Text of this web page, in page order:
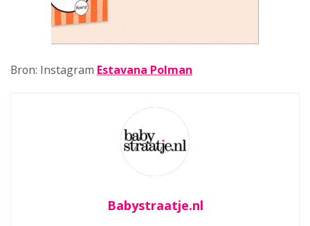
Bron: Instagram Estavana Polman
Babystraatje.nl